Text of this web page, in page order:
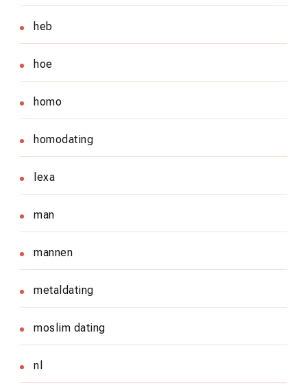
heb
hoe
homo
homodating
lexa
man
mannen
metaldating
moslim dating
nl